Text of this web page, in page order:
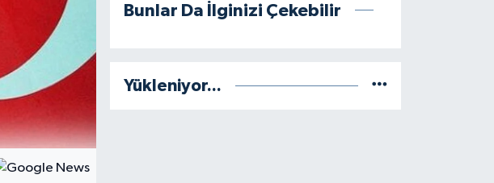
Bunlar Da İlginizi Çekebilir
Yükleniyor...